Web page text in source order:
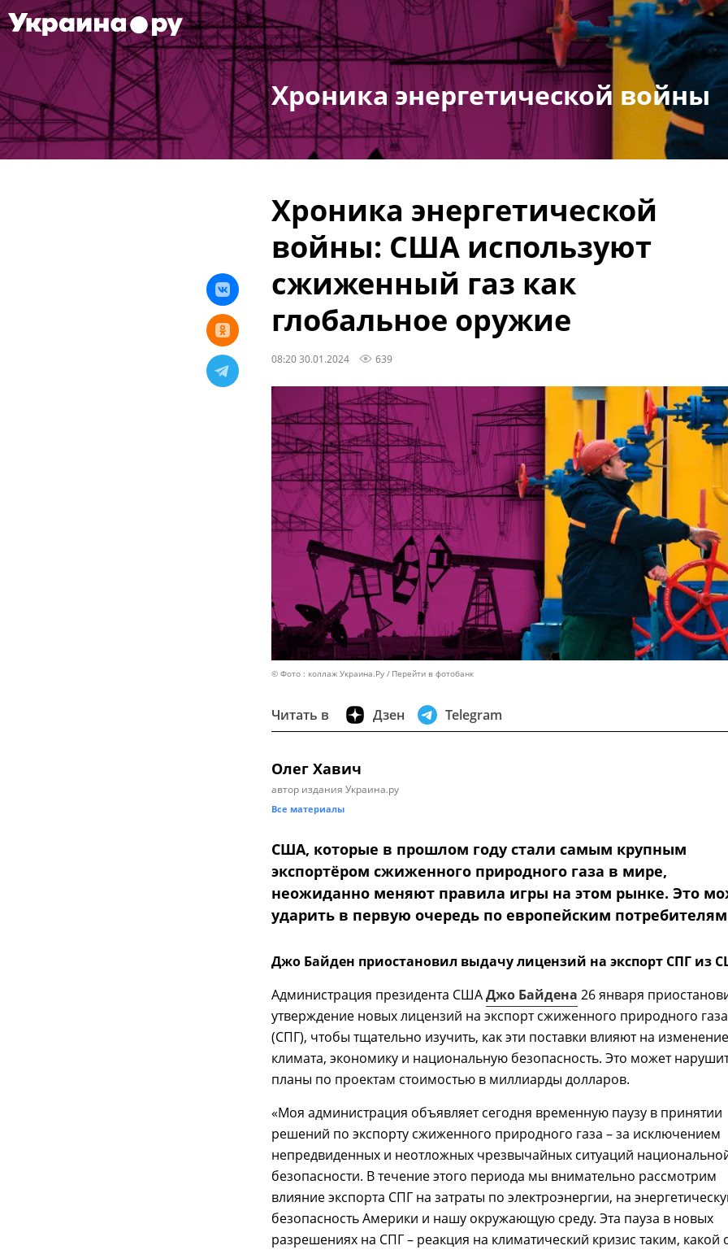
Хроника энергетической войны
Хроника энергетической
войны: США используют
сжиженный газ как
глобальное оружие
08:20 30.01.2024 639
© Фото : коллаж Украина.Ру Перейти в фотобанк
Читать в Дзен Telegram
Олег Хавич
автор издания Украина.ру
Все материалы
США, которые в прошлом году стали самым крупным
экспортёром сжиженного природного газа в мире,
неожиданно меняют правила игры на этом рынке. Это
ударить в первую очередь по европейским
Джо Байден приостановил выдачу лицензий на экспорт СПГ из
Администрация президента СШАДжо Байдена 26 января
утверждение новых лицензий на экспорт сжиженного природного газа
(СПГ), чтобы тщательно изучить, как эти поставки влияют на изменение
климата, экономику и национальную безопасность. Это может
планы по проектам стоимостью в миллиарды долларов.
«Моя администрация объявляет сегодня временную паузу в принятии
решений по экспорту сжиженного природного газа – за исключением
непредвиденных и неотложных чрезвычайных ситуаций
безопасности. В течение этого периода мы внимательно рассмотрим
влияние экспорта СПГ на затраты по электроэнергии, на
безопасность Америки и нашу окружающую среду. Эта пауза в новых
разрешениях на СПГ – реакция на климатический кризис таким, какой